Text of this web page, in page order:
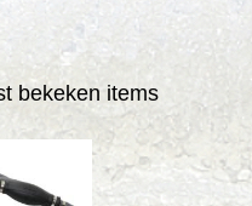
bekeken items